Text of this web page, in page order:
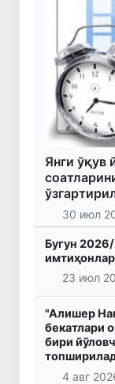
Янги ўқув
30 июл
Бугун
23 июл
"Алишер
бекатлари
бири
4 авг